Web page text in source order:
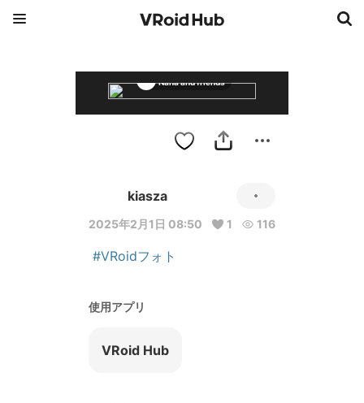
Nana and friends
kiasza
2025年2月1日 08:50 1 116
#VRoidフォト
使用アプリ
VRoid Hub